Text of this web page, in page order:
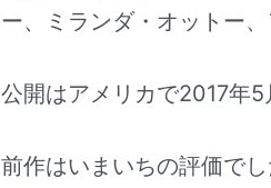
ー、ミランダ・オットー
公開はアメリカで2017年5
前作はいまいちの評価で